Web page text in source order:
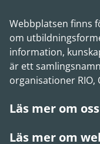
Webbplatsen finns
om
information,
är ett
organisationer RIO,
Läs mer om oss
Läs mer om